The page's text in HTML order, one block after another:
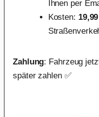
Ihnen per
Kosten:
Zahlung: Fahrzeug
später zahlen ✅